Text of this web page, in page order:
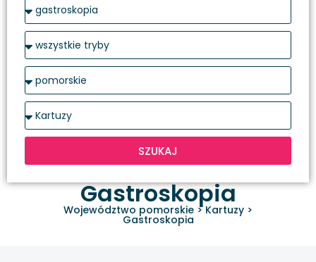
SZUKAJ
Gastroskopia
Województwo pomorskie > Kartuzy >
Gastroskopia